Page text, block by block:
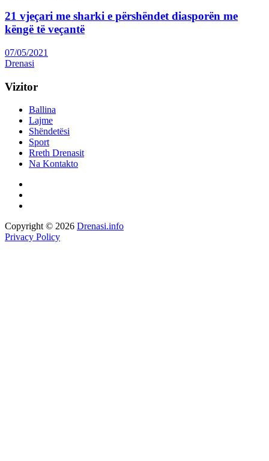
21 vjeçari me sharki e përshëndet diasporën me
këngë të veçantë
07/05/2021
Drenasi
Vizitor
Ballina
Lajme
Shëndetësi
Sport
Rreth Drenasit
Na Kontakto
Copyright © 2026 Drenasi.info
Privacy Policy